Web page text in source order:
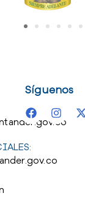
Síguenos